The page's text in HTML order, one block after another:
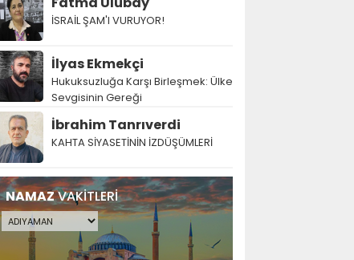
İSRAİL ŞAM'I VURUYOR!
İlyas Ekmekçi
Hukuksuzluğa Karşı Birleşmek: Ülke
Sevgisinin Gereği
İbrahim Tanrıverdi
KAHTA SİYASETİNİN İZDÜŞÜMLERİ
NAMAZVAKİTLERİ